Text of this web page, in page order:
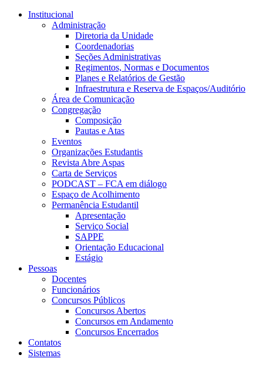
Conteúdo principal
Institucional
Administração
Diretoria da Unidade
Coordenadorias
Seções Administrativas
Regimentos, Normas e Documentos
Planes e Relatórios de Gestão
Infraestrutura e Reserva de Espaços/Auditório
Área de Comunicação
Congregação
Composição
Pautas e Atas
Eventos
Organizações Estudantis
Revista Abre Aspas
Carta de Serviços
PODCAST – FCA em diálogo
Espaço de Acolhimento
Permanência Estudantil
Apresentação
Serviço Social
SAPPE
Orientação Educacional
Estágio
Pessoas
Docentes
Funcionários
Concursos Públicos
Concursos Abertos
Concursos em Andamento
Concursos Encerrados
Contatos
Sistemas